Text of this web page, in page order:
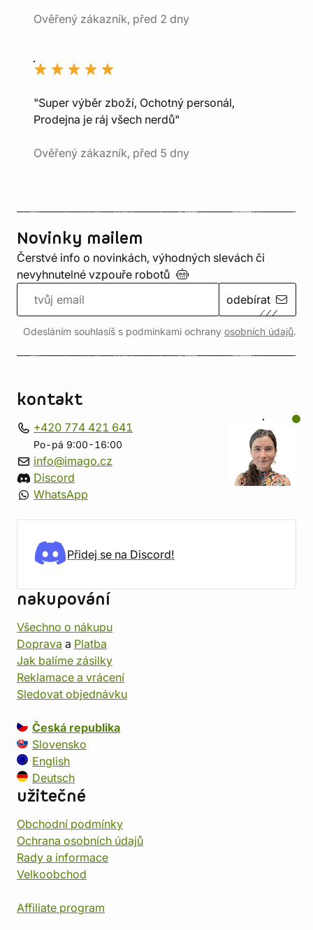
Ověřený zákazník, před 2 dny
"Super výběr zboží, Ochotný personál,
Prodejna je ráj všech nerdů"
Ověřený zákazník, před 5 dny
Novinky mailem
Čerstvé info o novinkách, výhodných slevách či
nevyhnutelné vzpouře robotů
odebírat
Odesláním souhlasíš s podmínkami ochrany osobních údajů.
kontakt
+420 774 421 641
Po-pá 9:00-16:00
info@imago.cz
Discord
WhatsApp
Přidej se na Discord!
nakupování
Všechno o nákupu
Doprava a Platba
Jak balíme zásilky
Reklamace a vrácení
Sledovat objednávku
Česká republika
Slovensko
English
Deutsch
užitečné
Obchodní podmínky
Ochrana osobních údajů
Rady a informace
Velkoobchod
Affiliate program